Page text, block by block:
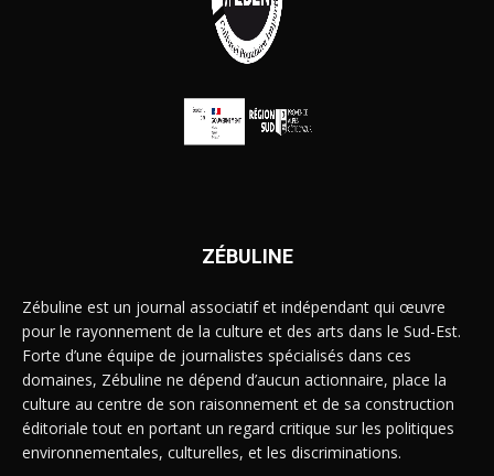
ZÉBULINE
Zébuline est un journal associatif et indépendant qui œuvre
pour le rayonnement de la culture et des arts dans le Sud-Est.
Forte d’une équipe de journalistes spécialisés dans ces
domaines, Zébuline ne dépend d’aucun actionnaire, place la
culture au centre de son raisonnement et de sa construction
éditoriale tout en portant un regard critique sur les politiques
environnementales, culturelles, et les discriminations.